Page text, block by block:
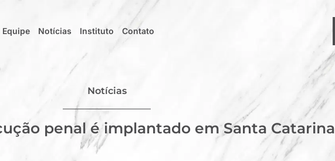
Equipe Notícias Instituto Contato
Notícias
penal é implantado em Santa Catarina